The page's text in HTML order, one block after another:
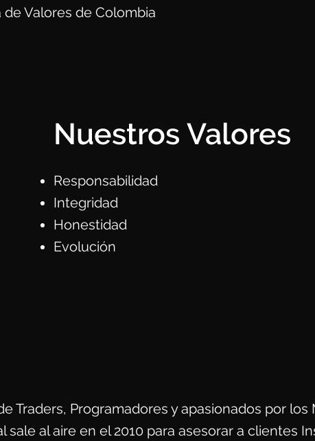
Valores de Colombia
Traders, Programadores y apasionados por
al aire en el 2010 para asesorar a clientes
Nuestros Valores
Responsabilidad
Integridad
Honestidad
Evolución